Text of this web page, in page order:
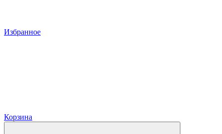
Избранное
Корзина